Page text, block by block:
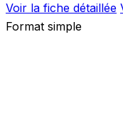
Voir la fiche détaillée
Format simple